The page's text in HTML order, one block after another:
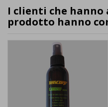
I clienti che
prodotto hanno